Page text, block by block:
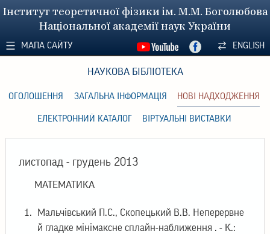
Інститут теоретичної фізики ім. М.М. Боголюбова
Національної академії наук України
МАПА САЙТУ ENGLISH
НАУКОВА БІБЛІОТЕКА
ОГОЛОШЕННЯ ЗАГАЛЬНА ІНФОРМАЦІЯ НОВІ НАДХОДЖЕННЯ
ЕЛЕКТРОННИЙ КАТАЛОГ ВІРТУАЛЬНІ ВИСТАВКИ
листопад - грудень 2013
МАТЕМАТИКА
Мальчівський П.С., Скопецький В.В. Неперервне
й гладке мінімаксне сплайн-наближення . - К.: